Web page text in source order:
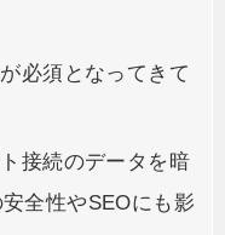
必須となってきて
接続のデータを暗
全性やSEOにも影